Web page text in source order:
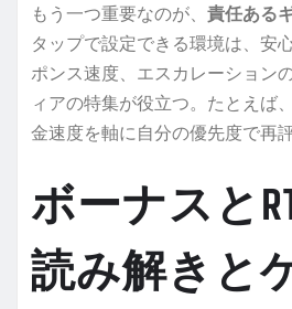
もう一つ重要なのが、 責任ある
タップで設定できる環境は、安
ポンス速度、エスカレーション
ィアの特集が役立つ。たとえば
金速度を軸に自分の優先度で再
ボーナスと
読み解きと